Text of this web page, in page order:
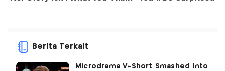
Berita Terkait
Microdrama V+Short Smashed Into